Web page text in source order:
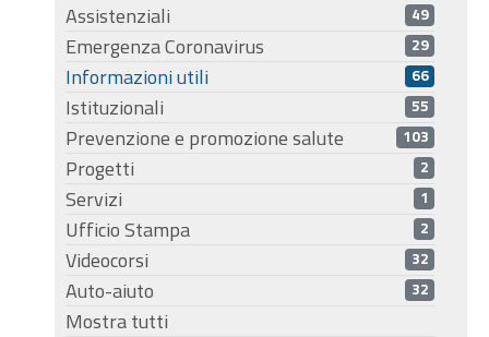
Assistenziali 49
Emergenza Coronavirus 29
Informazioni utili 66
Istituzionali 55
Prevenzione e promozione salute 103
Progetti 2
Servizi 1
Ufficio Stampa 2
Videocorsi 32
Auto-aiuto 32
Mostra tutti